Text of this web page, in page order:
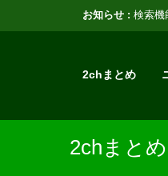
お知らせ : 検索機
2chまとめ
2chまとめ